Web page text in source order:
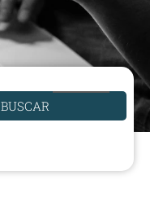
BUSCAR